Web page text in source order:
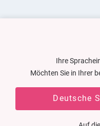
Ihre
Möchten Sie in Ihrer
Deutsche